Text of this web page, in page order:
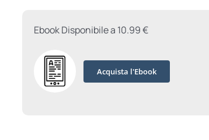
Ebook Disponibile a 10.99 €
Acquista l'Ebook